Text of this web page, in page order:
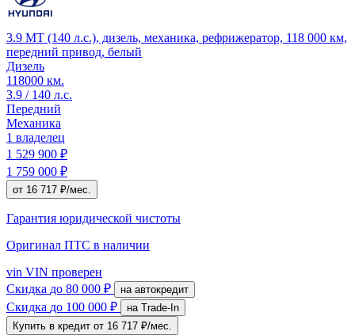
3.9 MT (140 л.с.), дизель, механика, рефрижератор, 118 000 км,
передний привод, белый
Дизель
118000 км.
3.9 / 140 л.с.
Передний
Механика
1 владелец
1 529 900 ₽
1 759 000 ₽
от 16 717 ₽/мес.
Гарантия юридической чистоты
Оригинал ПТС в наличии
vin VIN проверен
Скидка до 80 000 ₽ на автокредит
Скидка до 100 000 ₽
на Trade-In
Купить в кредит от 16 717 ₽/мес.